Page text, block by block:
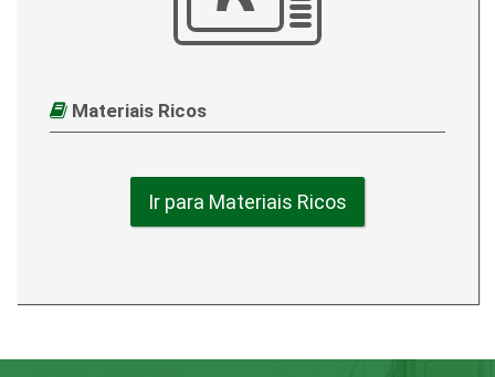
Materiais Ricos
Ir para Materiais Ricos